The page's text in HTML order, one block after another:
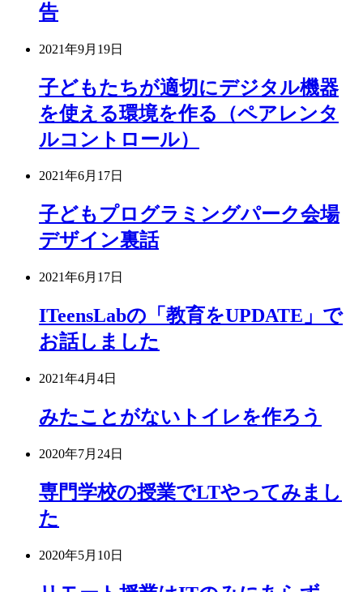
告
2021年9月19日
子どもたちが適切にデジタル機器
を使える環境を作る（ペアレンタ
ルコントロール）
2021年6月17日
子どもプログラミングパーク会場
デザイン裏話
2021年6月17日
ITeensLabの「教育をUPDATE」で
お話しました
2021年4月4日
みたことがないトイレを作ろう
2020年7月24日
専門学校の授業でLTやってみまし
た
2020年5月10日